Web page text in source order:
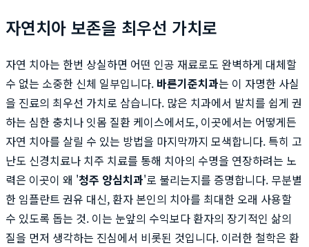
자연치아 보존을 최우선 가치로
자연 치아는 한번 상실하면 어떤 인공 재료로도 완벽하게 대체할
수 없는 소중한 신체 일부입니다. 바른기준치과는 이 자명한 사실
을 진료의 최우선 가치로 삼습니다. 많은 치과에서 발치를 쉽게 권
하는 심한 충치나 잇몸 질환 케이스에서도, 이곳에서는 어떻게든
자연 치아를 살릴 수 있는 방법을 마지막까지 모색합니다. 특히 고
난도 신경치료나 치주 치료를 통해 치아의 수명을 연장하려는 노
력은 이곳이 왜 '청주 양심치과'로 불리는지를 증명합니다. 무분별
한 임플란트 권유 대신, 환자 본인의 치아를 최대한 오래 사용할
수 있도록 돕는 것. 이는 눈앞의 수익보다 환자의 장기적인 삶의
질을 먼저 생각하는 진심에서 비롯된 것입니다. 이러한 철학은 환